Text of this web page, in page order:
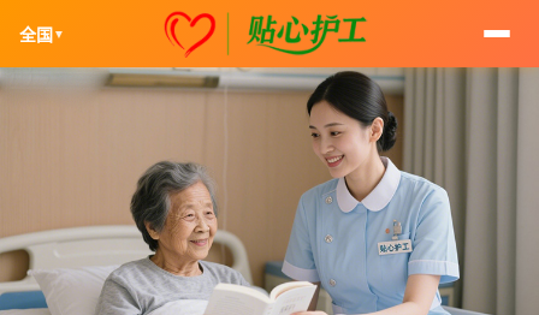
全国 ▼